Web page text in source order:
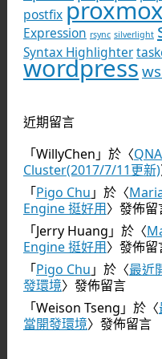
postfix
Expression rsync silverlight
Syntax Highlighter
wordpress
近期留言
「WillyChen 」於〈
Cluster(2017/7/11更新)
「Pigo Chu 」於〈
Engine 挺好用〉發佈留
「Jerry Huang 」於〈
Engine 挺好用〉發佈留
「Pigo Chu 」於〈最近
發環境〉發佈留言
「Weison Tseng 」於〈
當開發環境〉發佈留言